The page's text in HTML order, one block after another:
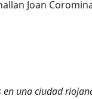
Joan
en una ciudad